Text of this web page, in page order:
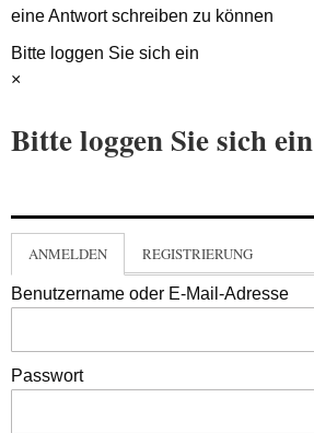
eine Antwort schreiben zu können
Bitte loggen Sie sich ein
×
Bitte loggen Sie sich ein
ANMELDEN REGISTRIERUNG
Benutzername oder E-Mail-Adresse
Passwort